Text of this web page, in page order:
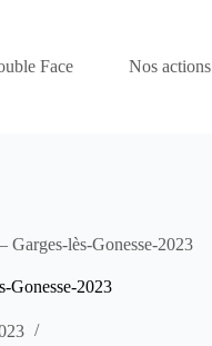
Face Nos actions
lès-Gonesse-2023
Gonesse-2023